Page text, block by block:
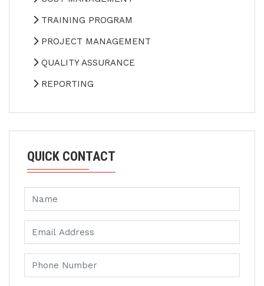
TRAINING PROGRAM
PROJECT MANAGEMENT
QUALITY ASSURANCE
REPORTING
QUICK CONTACT